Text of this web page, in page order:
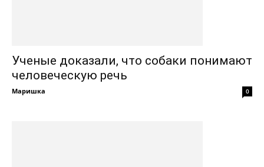
Ученые доказали, что собаки понимают
человеческую речь
Маришка 0